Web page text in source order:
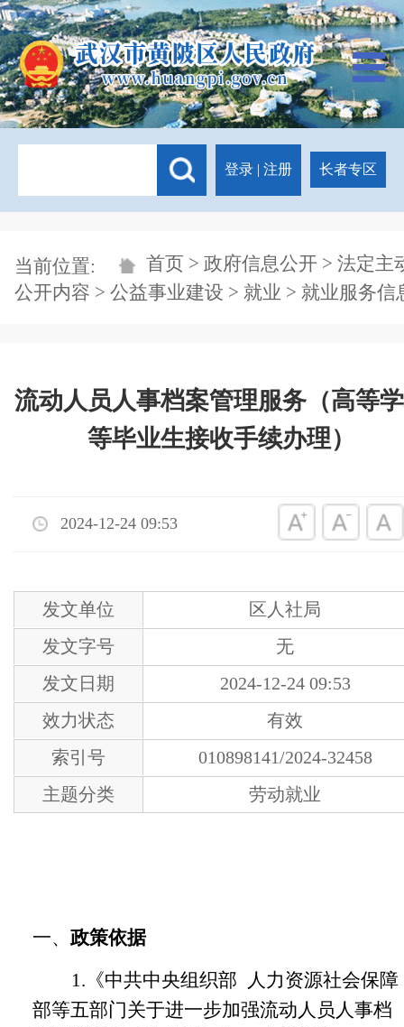
登录 | 注册 长者专区
当前位置: 首页 > 政府信息公开 > 法定主
公开内容 > 公益事业建设 > 就业 > 就业服务信
流动人员人事档案管理服务（高等
等毕业生接收手续办理）
2024-12-24 09:53
发文单位
区人社局
发文字号
无
发文日期
2024-12-24 09:53
效力状态
有效
索引号
010898141/2024-32458
主题分类
劳动就业
一、 政策依据
1.《中共中央组织部
人力资源社会保障
部等五部门关于进一步加强流动人员人事档